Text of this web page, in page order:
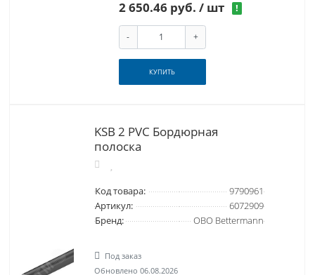
2 650.46 руб. / шт !
- +
КУПИТЬ
KSB 2 PVC Бордюрная
полоска
Код товара:
9790961
Артикул:
6072909
Бренд:
OBO Bettermann
Под заказ
Обновлено 06.08.2026